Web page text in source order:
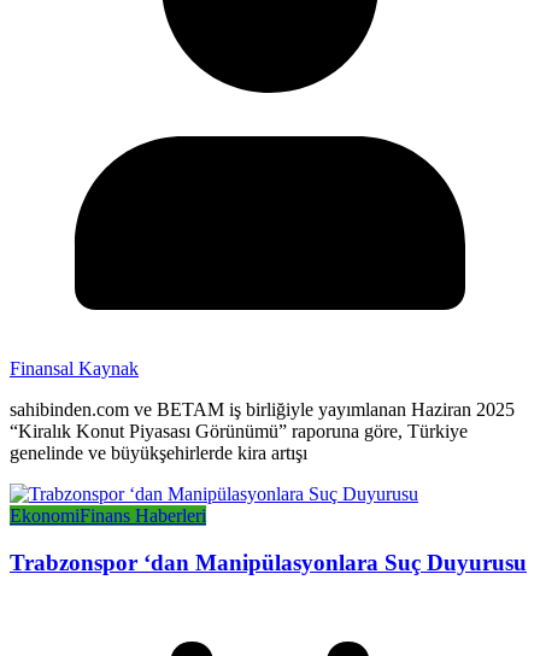
Finansal Kaynak
sahibinden.com ve BETAM iş birliğiyle yayımlanan Haziran 2025
“Kiralık Konut Piyasası Görünümü” raporuna göre, Türkiye
genelinde ve büyükşehirlerde kira artışı
EkonomiFinans Haberleri
Trabzonspor ‘dan Manipülasyonlara Suç Duyurusu